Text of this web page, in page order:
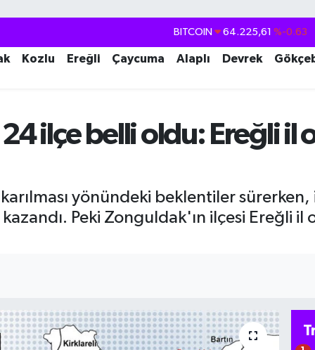
DOLAR 47,6704 %0
EURO 55,0406 %-0.08
BİST100 13.799 %70
Kozlu Ereğli Çaycuma Alaplı Devrek
ilçe belli oldu: Ereğli il
yönündeki beklentiler
Peki Zonguldak'ın ilçesi Ereğli il